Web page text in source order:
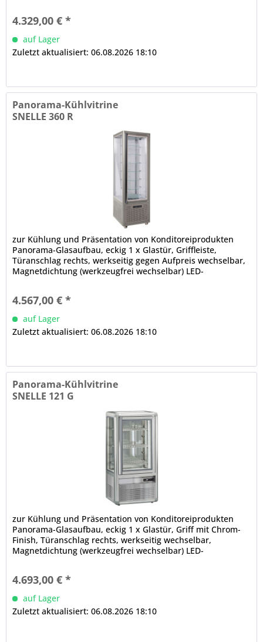
4.329,00 € *
auf Lager
Zuletzt aktualisiert: 06.08.2026 18:10
Panorama-Kühlvitrine
SNELLE 360 R
zur Kühlung und Präsentation von Konditoreiprodukten
Panorama-Glasaufbau, eckig 1 x Glastür, Griffleiste,
Türanschlag rechts, werkseitig gegen Aufpreis wechselbar,
Magnetdichtung (werkzeugfrei wechselbar) LED-
4.567,00 € *
auf Lager
Zuletzt aktualisiert: 06.08.2026 18:10
Panorama-Kühlvitrine
SNELLE 121 G
zur Kühlung und Präsentation von Konditoreiprodukten
Panorama-Glasaufbau, eckig 1 x Glastür, Griff mit Chrom-
Finish, Türanschlag rechts, werkseitig wechselbar,
Magnetdichtung (werkzeugfrei wechselbar) LED-
4.693,00 € *
auf Lager
Zuletzt aktualisiert: 06.08.2026 18:10